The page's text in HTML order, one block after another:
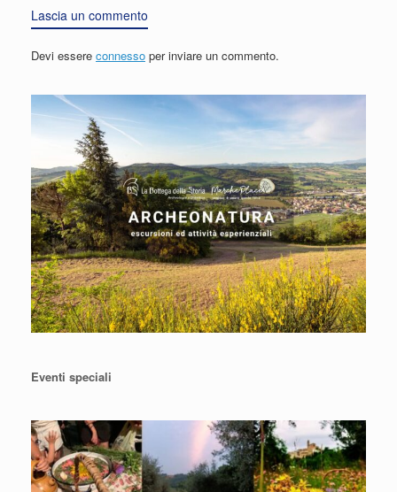
Lascia un commento
Devi essere connesso per inviare un commento.
Eventi speciali